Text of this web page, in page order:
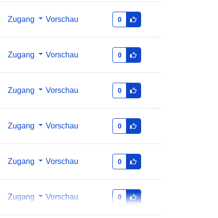
Zugang Vorschau 0
Zugang Vorschau 0
Zugang Vorschau 0
Zugang Vorschau 0
Zugang Vorschau 0
Zugang Vorschau 0
http://data.europa.eu/88u/dataset/b6
71725e-dd72-482f-8864-
quarterly